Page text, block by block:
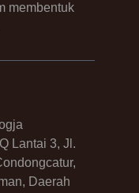
membentuk
Lantai 3, Jl.
Daerah